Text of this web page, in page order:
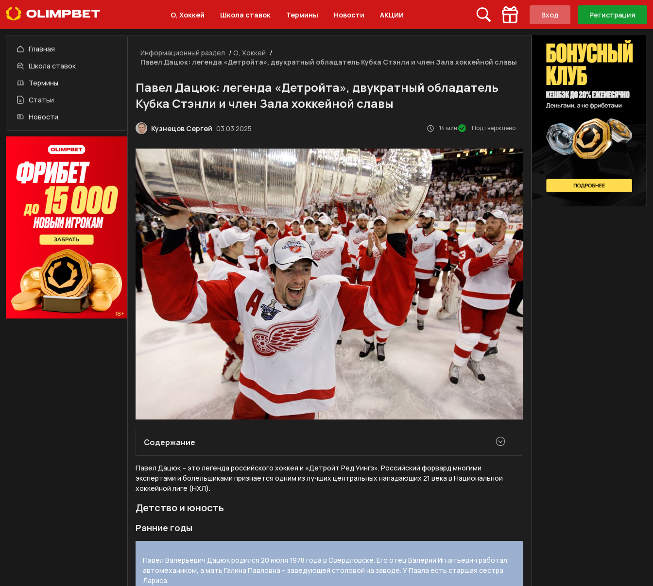
О, Хоккей Школа ставок Термины Новости АКЦИИ Вход Регистрация
Главная
Школа ставок
Термины
Статьи
Новости
Информационный раздел / О, Хоккей /
Павел Дацюк: легенда «Детройта», двукратный обладатель Кубка Стэнли и член Зала хоккейной славы
Павел Дацюк: легенда «Детройта», двукратный обладатель
Кубка Стэнли и член Зала хоккейной славы
Кузнецов Сергей 03.03.2025 14 мин Подтверждено
Содержание
Павел Дацюк – это легенда российского хоккея и «Детройт Ред Уингз». Российский форвард многими
экспертами и болельщиками признается одним из лучших центральных нападающих 21 века в Национальной
хоккейной лиге (НХЛ).
Детство и юность
Ранние годы
Павел Валерьевич Дацюк родился 20 июля 1978 года в Свердловске. Его отец Валерий Игнатьевич работал
автомехаником, а мать Галина Павловна – заведующей столовой на заводе. У Павла есть старшая сестра
Лариса.